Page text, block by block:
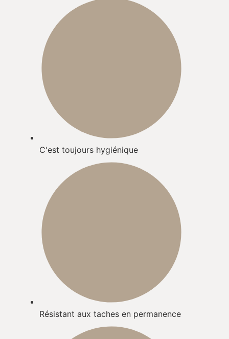
C'est toujours hygiénique​
Résistant aux taches en permanence​